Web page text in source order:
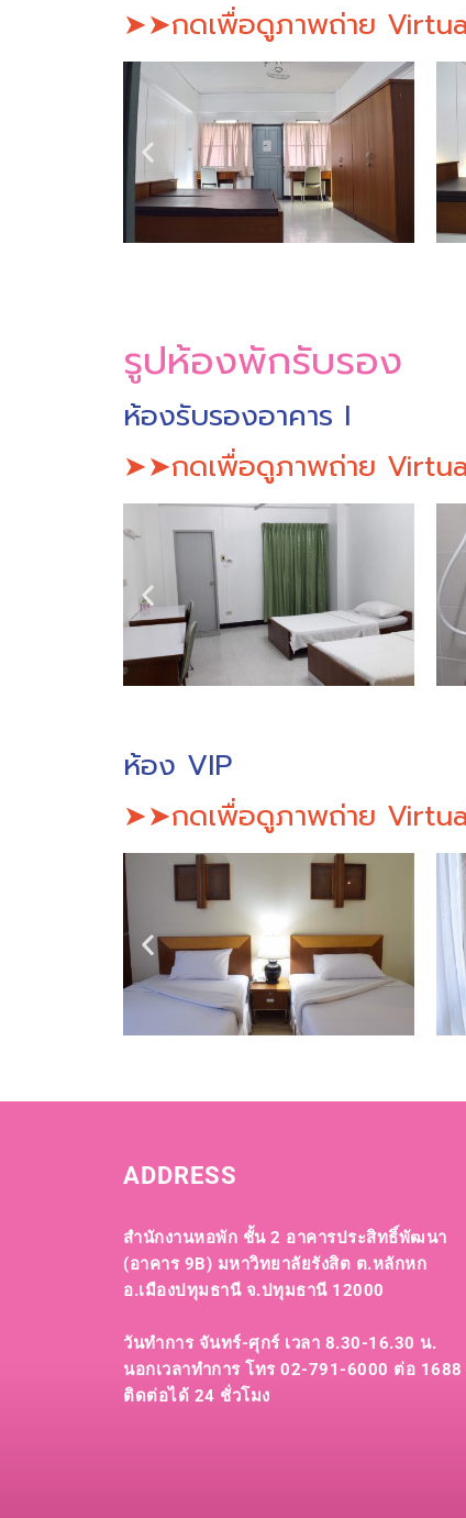
➤➤กดเพื่อดูภาพถ่าย
รูปห้องพักรับรอง
ห้องรับรองอาคาร I
➤➤กดเพื่อดูภาพถ่าย
ห้อง VIP
➤➤กดเพื่อดูภาพถ่าย
ADDRESS
สำนักงานหอพัก ชั้น 2 อาคารประสิทธิ์พัฒนา
(อาคาร 9B) มหาวิทยาลัยรังสิต ต.หลักหก
อ.เมืองปทุมธานี จ.ปทุมธานี 12000
วันทำการ จันทร์-ศุกร์ เวลา 8.30-16.30 น.
นอกเวลาทำการ โทร 02-791-6000 ต่อ 1688
ติดต่อได้ 24 ชั่วโมง